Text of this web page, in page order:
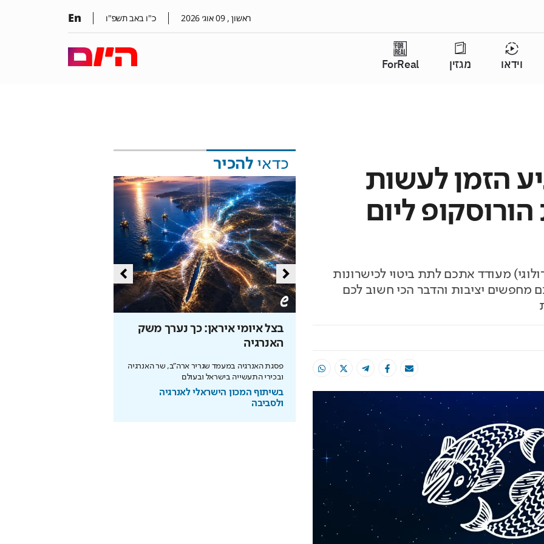
ראשון , 09אוג׳ 2026 כ"ו באב תשפ"ו En
וידאו מגזין ForReal
הזמן לעשות
ליום
מעודד אתכם לתת ביטוי לכישרונות
מחפשים יציבות והדבר הכי חשוב לכם
כדאי להכיר
בצל איומי איראן: כך נערך משק
האנרגיה
פסגת האנרגיה במעמד שגריר ארה"ב, שר האנרגיה
ובכירי התעשייה בישראל ובעולם
בשיתוף המכון הישראלי לאנרגיה
ולסביבה
מומחה BG BOND עושה סדר על המדפים ומציג
בשיתוף BG BOND